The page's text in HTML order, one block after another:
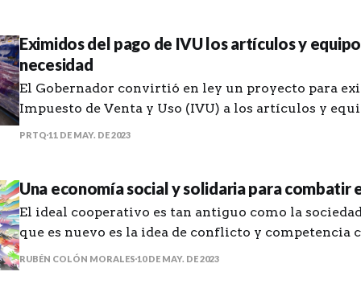
Eximidos del pago de IVU los artículos y
necesidad
El Gobernador convirtió en ley un proyecto para
Impuesto de Venta y Uso (IVU) a los artículos y
necesidad para la temporada de huracanes. Estarán exentos del IVU
PRTQ 11 DE MAY. DE 2023
Una economía social y solidaria para combatir
El ideal cooperativo es tan antiguo como la
que es nuevo es la idea de conflicto y competencia
del progreso económico. — Pioneros de Rochdale La promesa de
RUBÉN COLÓN MORALES 10 DE MAY. DE 2023